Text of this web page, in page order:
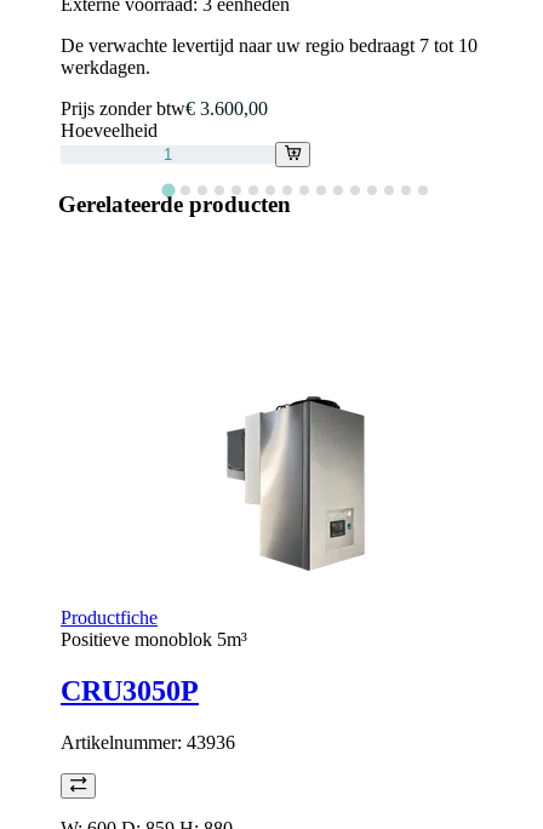
De verwachte levertijd naar uw regio bedraagt 7 tot 10
werkdagen.
Prijs zonder btw€ 3.600,00
Hoeveelheid
Gerelateerde producten
Productfiche
Positieve monoblok 5m³
CRU3050P
Artikelnummer: 43936